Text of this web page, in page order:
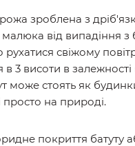
зроблена з
від випадіння з
рухатися свіжому
в 3 висоти в залежності
може стоять як
просто на природі.
покриття батуту